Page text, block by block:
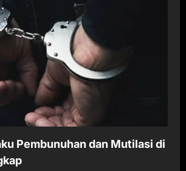
Pembunuhan dan Mutilasi di